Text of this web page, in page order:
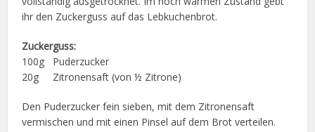
ihr den Zuckerguss auf das Lebkuchenbrot.
Zuckerguss:
100g Puderzucker
20g Zitronensaft (von ½ Zitrone)
Den Puderzucker fein sieben, mit dem Zitronensaft
vermischen und mit einen Pinsel auf dem Brot verteilen.